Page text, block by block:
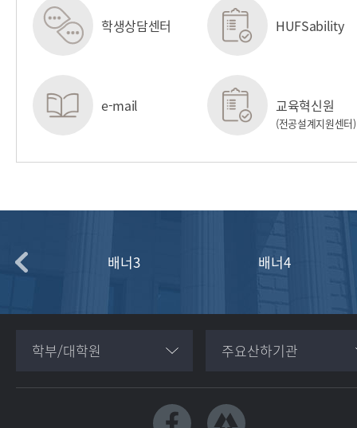
학생상담센터
e-mail
HUFSability
교육혁신원
(전공설계지원센터)
배너3 배너4
학부/대학원 주요산하기관